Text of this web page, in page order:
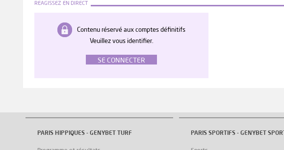
REAGISSEZ EN DIRECT
Contenu réservé aux comptes définitifs
Veuillez vous identifier.
SE CONNECTER
PARIS HIPPIQUES - GENYBET TURF PARIS SPORTIFS - GENYBET SPORT